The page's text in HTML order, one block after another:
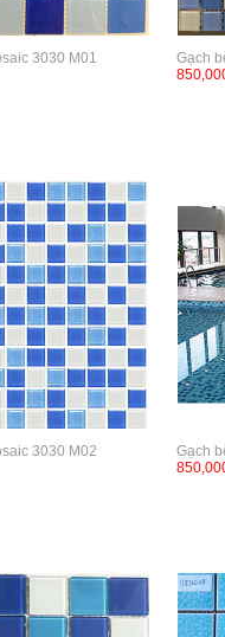
3030 M01
Gạch
3030 M02
Gạch